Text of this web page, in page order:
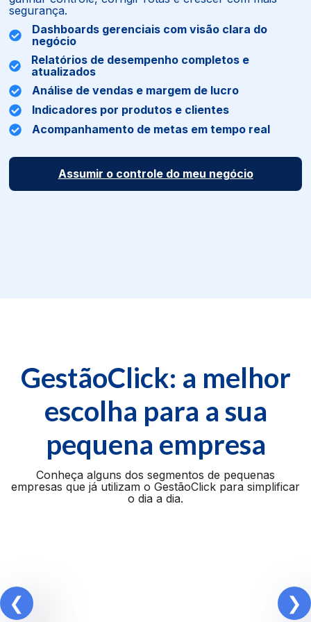
segurança.
Dashboards gerenciais com visão clara do
negócio
Relatórios de desempenho completos e
atualizados
Análise de vendas e margem de lucro
Indicadores por produtos e clientes
Acompanhamento de metas em tempo real
Assumir o controle do meu negócio
GestãoClick: a melhor
escolha para a sua
pequena empresa
Conheça alguns dos segmentos de pequenas
empresas que já utilizam o GestãoClick para simplificar
o dia a dia.